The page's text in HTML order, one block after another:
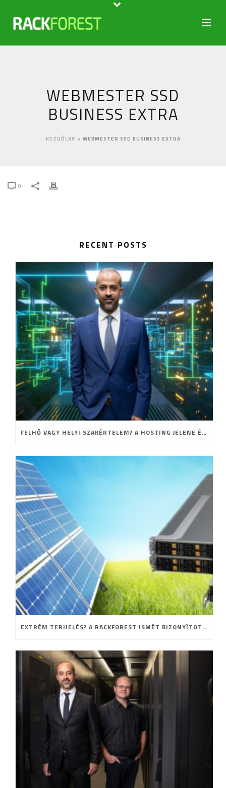
WEBMESTER SSD
BUSINESS EXTRA
KEZDŐLAP » WEBMESTER SSD BUSINESS EXTRA
0
RECENT POSTS
FELHŐ VAGY HELYI SZAKÉRTELEM? A HOSTING JELENE ÉS JÖVŐJE
EXTRÉM TERHELÉS? A RACKFOREST ISMÉT BIZONYÍTOTT!